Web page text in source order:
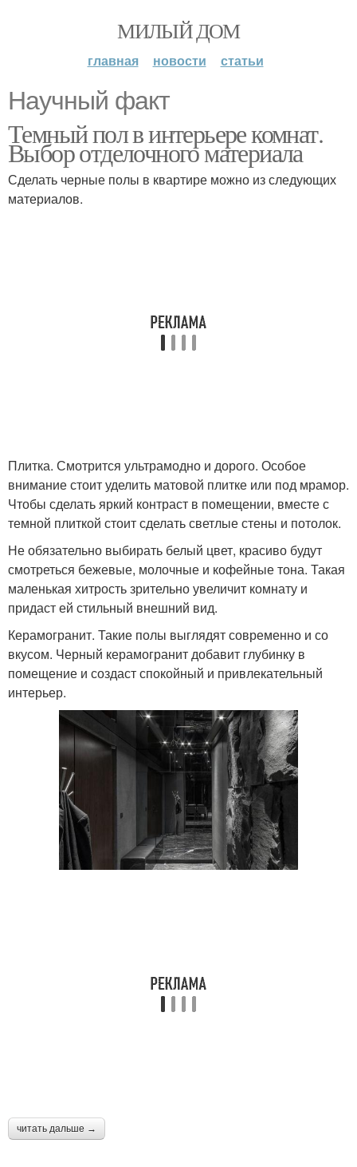
МИЛЫЙ ДОМ
главная новости статьи
Научный факт
Темный пол в интерьере комнат.
Выбор отделочного материала
Сделать черные полы в квартире можно из следующих
материалов.
Плитка. Смотрится ультрамодно и дорого. Особое
внимание стоит уделить матовой плитке или под мрамор.
Чтобы сделать яркий контраст в помещении, вместе с
темной плиткой стоит сделать светлые стены и потолок.
Не обязательно выбирать белый цвет, красиво будут
смотреться бежевые, молочные и кофейные тона. Такая
маленькая хитрость зрительно увеличит комнату и
придаст ей стильный внешний вид.
Керамогранит. Такие полы выглядят современно и со
вкусом. Черный керамогранит добавит глубинку в
помещение и создаст спокойный и привлекательный
интерьер.
читать дальше →